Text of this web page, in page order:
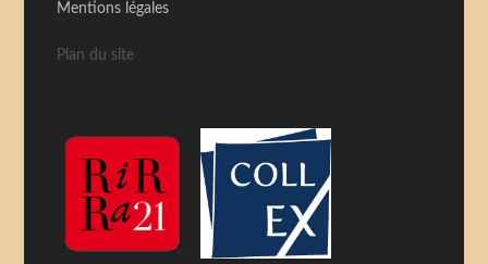
Mentions légales
Plan du site